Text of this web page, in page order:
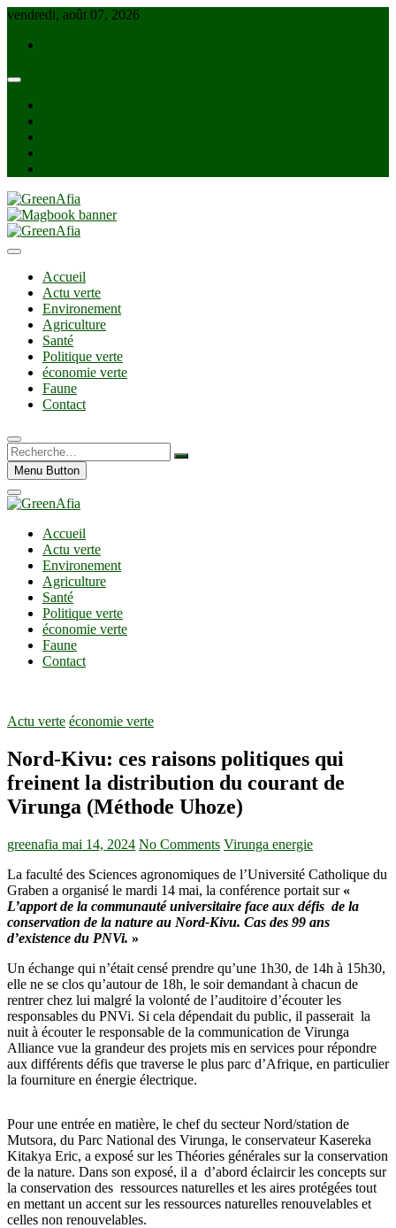
Skip
content
vendredi, août 07, 2026
GreenAfia
Accueil
Actu verte
Environement
Agriculture
Santé
Politique verte
économie verte
Faune
Contact
Recherche…
Menu Button
Accueil
Actu verte
Environement
Agriculture
Santé
Politique verte
économie verte
Faune
Contact
Actu verte économie verte
Nord-Kivu: ces raisons politiques qui
freinent la distribution du courant de
Virunga (Méthode Uhoze)
greenafia mai 14, 2024 No Comments Virunga energie
La faculté des Sciences agronomiques de l’Université Catholique du
Graben a organisé le mardi 14 mai, la conférence portait sur «
L’apport de la communauté universitaire face aux défis de la
conservation de la nature au Nord-Kivu. Cas des 99 ans
d’existence du PNVi. »
Un échange qui n’était censé prendre qu’une 1h30, de 14h à 15h30,
elle ne se clos qu’autour de 18h, le soir demandant à chacun de
rentrer chez lui malgré la volonté de l’auditoire d’écouter les
responsables du PNVi. Si cela dépendait du public, il passerait la
nuit à écouter le responsable de la communication de Virunga
Alliance vue la grandeur des projets mis en services pour répondre
aux différents défis que traverse le plus parc d’Afrique, en particulier
la fourniture en énergie électrique.
Pour une entrée en matière, le chef du secteur Nord/station de
Mutsora, du Parc National des Virunga, le conservateur Kasereka
Kitakya Eric, a exposé sur les Théories générales sur la conservation
de la nature. Dans son exposé, il a d’abord éclaircir les concepts sur
la conservation des ressources naturelles et les aires protégées tout
en mettant un accent sur les ressources naturelles renouvelables et
celles non renouvelables.